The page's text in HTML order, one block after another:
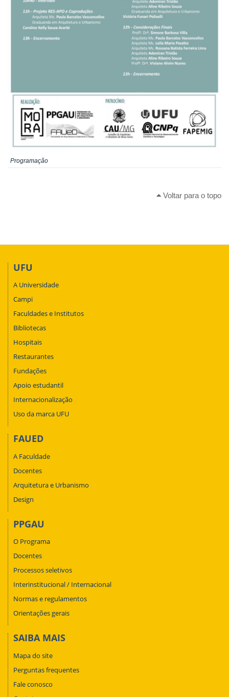
Programação
Voltar para o topo
UFU
A Universidade
Campi
Faculdades e Institutos
Bibliotecas
Hospitais
Restaurantes
Fundações
Apoio estudantil
Internacionalização
Uso da marca UFU
FAUED
A Faculdade
Docentes
Arquitetura e Urbanismo
Design
PPGAU
O Programa
Docentes
Processos seletivos
Interinstitucional / Internacional
Normas e regulamentos
Orientações gerais
SAIBA MAIS
Mapa do site
Perguntas frequentes
Fale conosco